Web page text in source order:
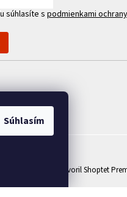
Súhlasím
súhlasíte s podmienkami
Vytvoril Shoptet